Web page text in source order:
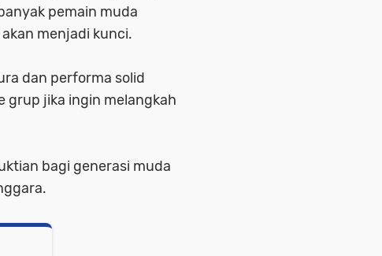
pemain muda
menjadi kunci.
dan performa solid
grup jika ingin melangkah
bagi generasi muda